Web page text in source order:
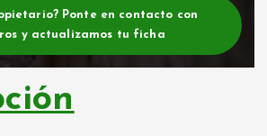
Ponte en contacto con
y actualizamos tu ficha